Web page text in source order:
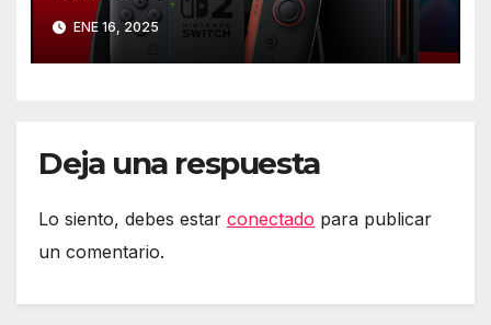
ENE 16, 2025
Deja una respuesta
Lo siento, debes estar conectado para publicar
un comentario.